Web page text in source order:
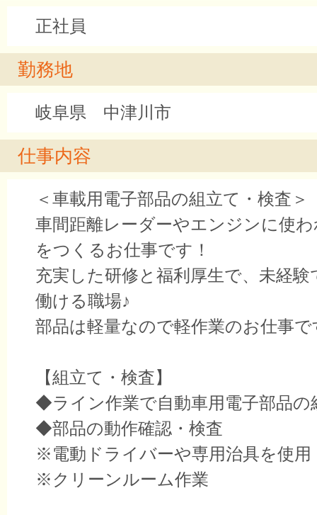
正社員
勤務地
岐阜県 中津川市
仕事内容
＜車載用電子部品の組立て・検査＞
車間距離レーダーやエンジンに使
をつくるお仕事です！
充実した研修と福利厚生で、未経
働ける職場♪
部品は軽量なので軽作業のお仕事で
【組立て・検査】
◆ライン作業で自動車用電子部品の
◆部品の動作確認・検査
※電動ドライバーや専用治具を使用
※クリーンルーム作業